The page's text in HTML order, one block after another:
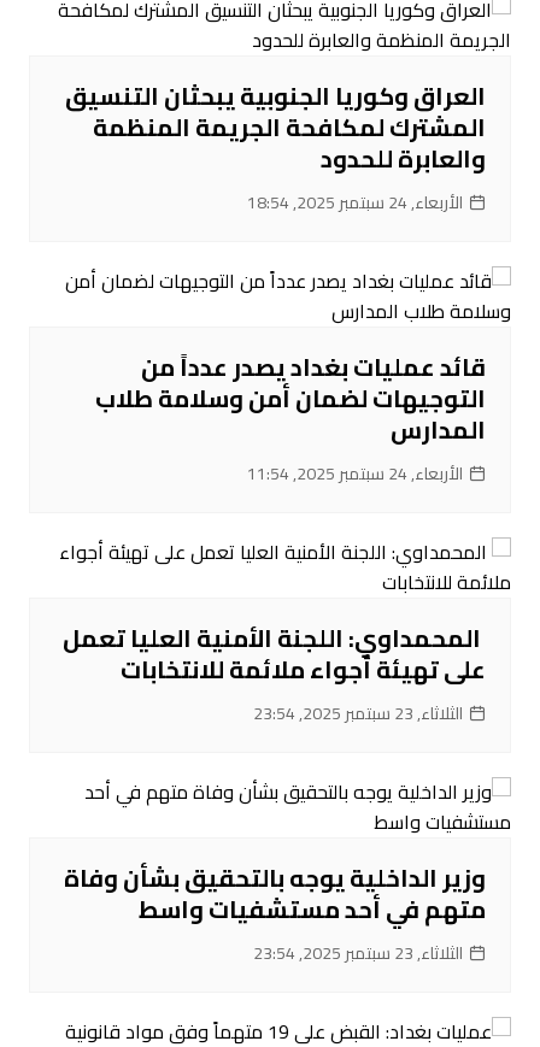
العراق وكوريا الجنوبية يبحثان التنسيق
المشترك لمكافحة الجريمة المنظمة
والعابرة للحدود
الأربعاء, 24 سبتمبر 2025, 18:54
قائد عمليات بغداد يصدر عدداً من
التوجيهات لضمان أمن وسلامة طلاب
المدارس
الأربعاء, 24 سبتمبر 2025, 11:54
‌ المحمداوي: اللجنة الأمنية العليا تعمل
على تهيئة أجواء ملائمة للانتخابات
الثلاثاء, 23 سبتمبر 2025, 23:54
‌وزير الداخلية يوجه بالتحقيق بشأن وفاة
متهم في أحد مستشفيات واسط
الثلاثاء, 23 سبتمبر 2025, 23:54